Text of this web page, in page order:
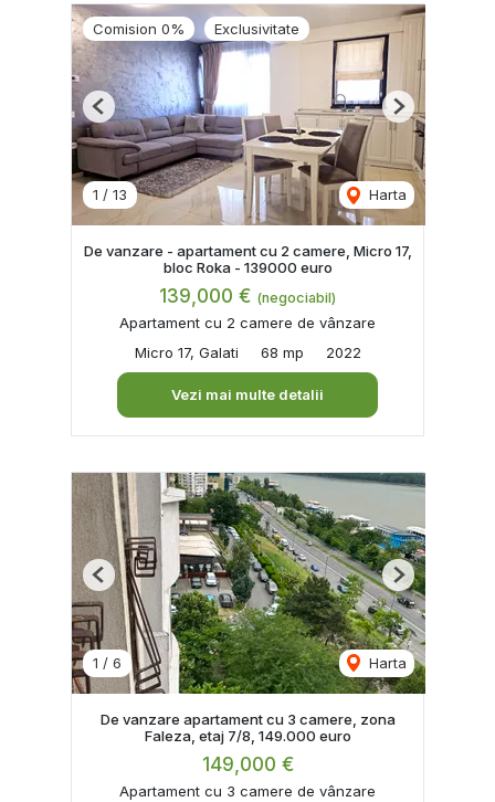
Comision 0% Exclusivitate
1 / 13 Harta
Previous Next
De vanzare - apartament cu 2 camere, Micro 17,
bloc Roka - 139000 euro
139,000 € (negociabil)
Apartament cu 2 camere de vânzare
Micro 17, Galati
68 mp 2022
Vezi mai multe detalii
1 / 6 Harta
Previous Next
De vanzare apartament cu 3 camere, zona
Faleza, etaj 7/8, 149.000 euro
149,000 €
Apartament cu 3 camere de vânzare